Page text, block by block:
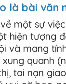
là bài văn
một sự
hiện tượng
và mang
quanh
tai nạn